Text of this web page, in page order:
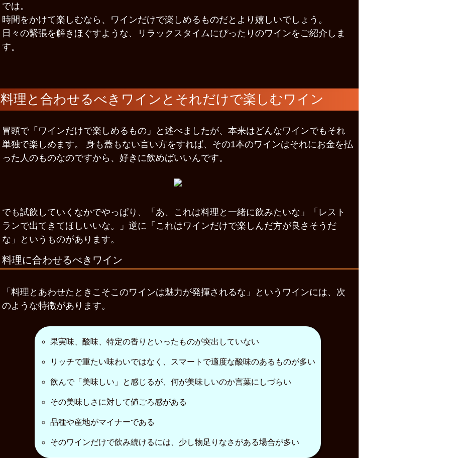
では。
時間をかけて楽しむなら、ワインだけで楽しめるものだとより嬉しいでしょう。
日々の緊張を解きほぐすような、リラックスタイムにぴったりのワインをご紹介しま
す。
料理と合わせるべきワインとそれだけで楽しむワイン
冒頭で「ワインだけで楽しめるもの」と述べましたが、本来はどんなワインでもそれ
単独で楽しめます。 身も蓋もない言い方をすれば、その1本のワインはそれにお金を払
った人のものなのですから、好きに飲めばいいんです。
でも試飲していくなかでやっぱり、「あ、これは料理と一緒に飲みたいな」「レスト
ランで出てきてほしいいな。」逆に「これはワインだけで楽しんだ方が良さそうだ
な」というものがあります。
料理に合わせるべきワイン
「料理とあわせたときこそこのワインは魅力が発揮されるな」というワインには、次
のような特徴があります。
果実味、酸味、特定の香りといったものが突出していない
リッチで重たい味わいではなく、スマートで適度な酸味のあるものが多い
飲んで「美味しい」と感じるが、何が美味しいのか言葉にしづらい
その美味しさに対して値ごろ感がある
品種や産地がマイナーである
そのワインだけで飲み続けるには、少し物足りなさがある場合が多い